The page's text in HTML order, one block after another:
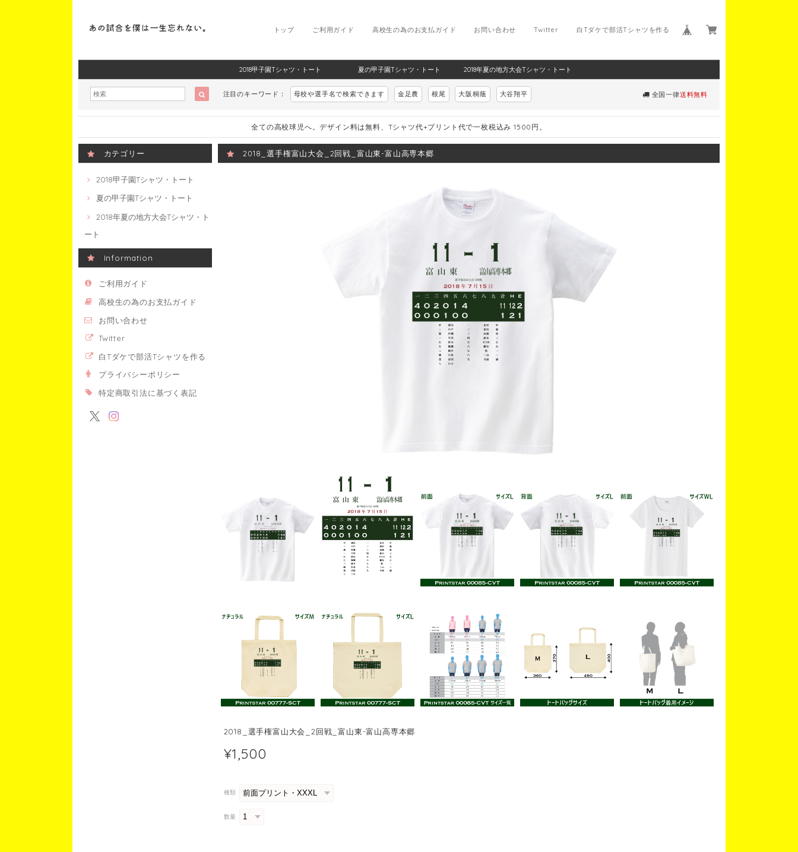
白Tダケで部活Tシャツを作る
Twitter
お問い合わせ
高校生の為のお支払ガイド
ご利用ガイド
トップ
2018甲子園Tシャツ・トート 夏の甲子園Tシャツ・トート 2018年夏の地方大会Tシャツ・トート
注目のキーワード： 母校や選手名で検索できます 金足農 根尾 大阪桐蔭 大谷翔平 全国一律送料無料
全ての高校球児へ。デザイン料は無料、Tシャツ代+プリント代で一枚税込み 1500円。
カテゴリー
2018甲子園Tシャツ・トート
夏の甲子園Tシャツ・トート
2018年夏の地方大会Tシャツ・ト
ート
Information
ご利用ガイド
高校生の為のお支払ガイド
お問い合わせ
Twitter
白Tダケで部活Tシャツを作る
プライバシーポリシー
特定商取引法に基づく表記
2018_選手権富山大会_2回戦_富山東-富山高専本郷
2018_選手権富山大会_2回戦_富山東-富山高専本郷
¥1,500
種類
数量